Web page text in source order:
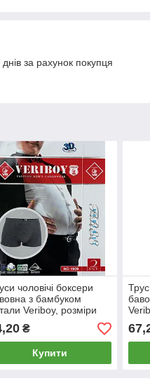
за рахунок покупця
чоловічі боксери
з бамбуком
Veriboy, розміри
8XL, асорті, 1909
₴
Купити